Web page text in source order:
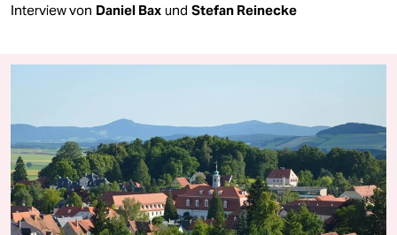
Interview von Daniel Bax und Stefan Reinecke